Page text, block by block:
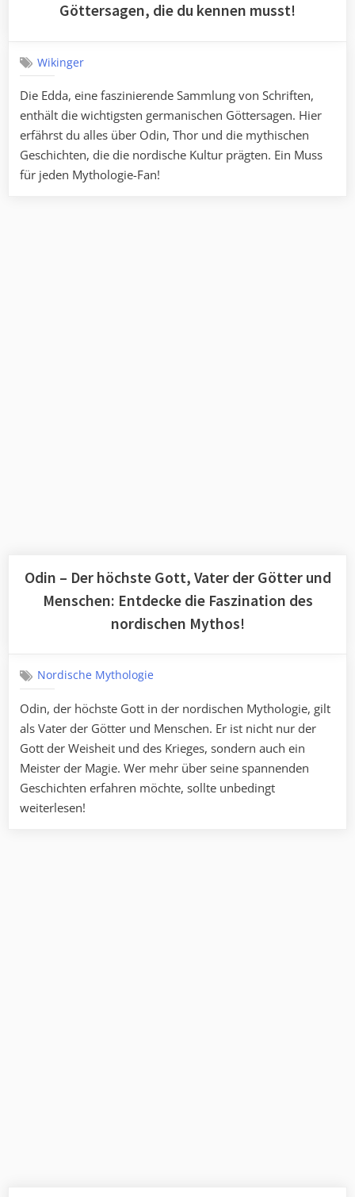
Göttersagen, die du kennen musst!
Wikinger
Die Edda, eine faszinierende Sammlung von Schriften,
enthält die wichtigsten germanischen Göttersagen. Hier
erfährst du alles über Odin, Thor und die mythischen
Geschichten, die die nordische Kultur prägten. Ein Muss
für jeden Mythologie-Fan!
Odin – Der höchste Gott, Vater der Götter und
Menschen: Entdecke die Faszination des
nordischen Mythos!
Nordische Mythologie
Odin, der höchste Gott in der nordischen Mythologie, gilt
als Vater der Götter und Menschen. Er ist nicht nur der
Gott der Weisheit und des Krieges, sondern auch ein
Meister der Magie. Wer mehr über seine spannenden
Geschichten erfahren möchte, sollte unbedingt
weiterlesen!